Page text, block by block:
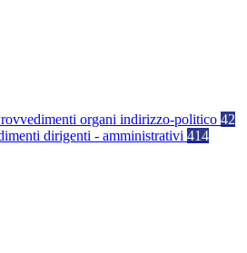
organi indirizzo-politico 42
dirigenti - amministrativi 414